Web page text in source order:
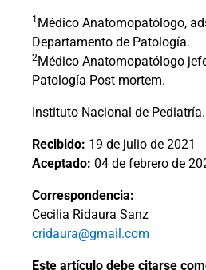
1 Médico Anatomopatólogo,
Departamento de Patología.
2Médico Anatomopatólogo
Patología Post mortem.
Instituto Nacional de Pediatría.
Recibido: 19 de julio de 2021
Aceptado: 04 de febrero de
Correspondencia:
Cecilia Ridaura Sanz
cridaura@gmail.com
Este artículo debe citarse